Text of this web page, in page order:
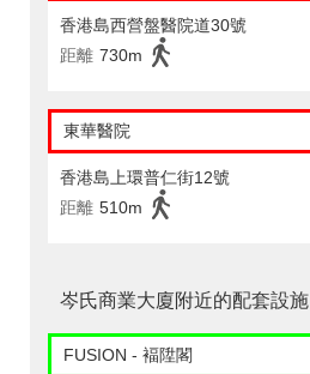
香港島西營盤醫院道30號
距離 730m
東華醫院
香港島上環普仁街12號
距離 510m
岑氏商業大廈附近的配套設施
FUSION - 褔陞閣